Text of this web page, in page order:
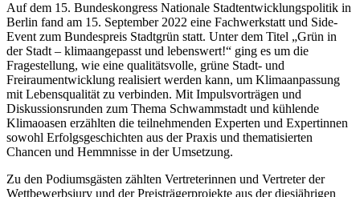
Auf dem 15. Bundeskongress Nationale Stadtentwicklungspolitik in
Berlin fand am 15. September 2022 eine Fachwerkstatt und Side-
Event zum Bundespreis Stadtgrün statt. Unter dem Titel „Grün in
der Stadt – klimaangepasst und lebenswert!“ ging es um die
Fragestellung, wie eine qualitätsvolle, grüne Stadt- und
Freiraumentwicklung realisiert werden kann, um Klimaanpassung
mit Lebensqualität zu verbinden. Mit Impulsvorträgen und
Diskussionsrunden zum Thema Schwammstadt und kühlende
Klimaoasen erzählten die teilnehmenden Experten und Expertinnen
sowohl Erfolgsgeschichten aus der Praxis und thematisierten
Chancen und Hemmnisse in der Umsetzung.
Zu den Podiumsgästen zählten Vertreterinnen und Vertreter der
Wettbewerbsjury und der Preisträgerprojekte aus der diesjährigen